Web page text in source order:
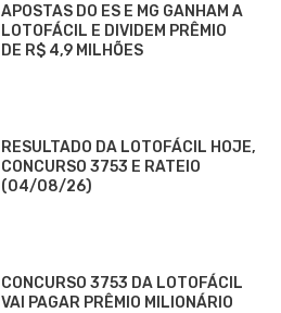
APOSTAS DO ES E MG GANHAM A
LOTOFÁCIL E DIVIDEM PRÊMIO
DE R$ 4,9 MILHÕES
RESULTADO DA LOTOFÁCIL HOJE,
CONCURSO 3753 E RATEIO
(04/08/26)
CONCURSO 3753 DA LOTOFÁCIL
VAI PAGAR PRÊMIO MILIONÁRIO